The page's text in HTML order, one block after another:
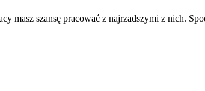
masz szansę pracować z najrzadszymi z nich.